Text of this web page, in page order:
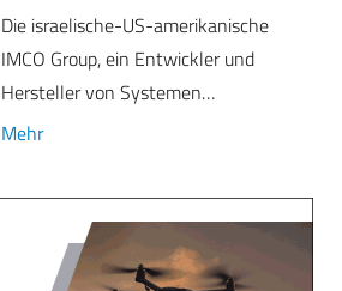
Die israelische-US-amerikanische
IMCO Group, ein Entwickler und
Hersteller von Systemen…
Mehr